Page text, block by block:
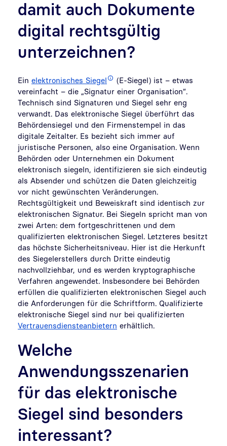
damit auch Dokumente
digital rechtsgültig
unterzeichnen?
Ein elektronisches Siegel
(E-Siegel) ist – etwas
vereinfacht – die „Signatur einer Organisation“.
Technisch sind Signaturen und Siegel sehr eng
verwandt. Das elektronische Siegel überführt das
Behördensiegel und den Firmenstempel in das
digitale Zeitalter. Es bezieht sich immer auf
juristische Personen, also eine Organisation. Wenn
Behörden oder Unternehmen ein Dokument
elektronisch siegeln, identifizieren sie sich eindeutig
als Absender und schützen die Daten gleichzeitig
vor nicht gewünschten Veränderungen.
Rechtsgültigkeit und Beweiskraft sind identisch zur
elektronischen Signatur. Bei Siegeln spricht man von
zwei Arten: dem fortgeschrittenen und dem
qualifizierten elektronischen Siegel. Letzteres besitzt
das höchste Sicherheitsniveau. Hier ist die Herkunft
des Siegelerstellers durch Dritte eindeutig
nachvollziehbar, und es werden kryptographische
Verfahren angewendet. Insbesondere bei Behörden
erfüllen die qualifizierten elektronischen Siegel auch
die Anforderungen für die Schriftform. Qualifizierte
elektronische Siegel sind nur bei qualifizierten
Vertrauensdiensteanbietern erhältlich.
Welche
Anwendungsszenarien
für das elektronische
Siegel sind besonders
interessant?